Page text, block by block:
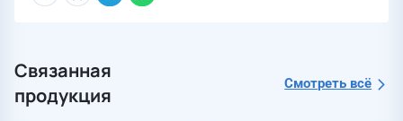
Связанная
продукция
Смотреть всё